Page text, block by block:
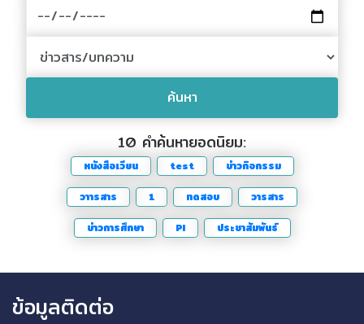
ค้นหา
10 คำค้นหายอดนิยม:
หนังสือเวียน test
ข่าวกิจกรรม
วาารสาร
1 ทดสอบ
วารสาร
ข่าวการศึกษา
PI ประชาสัมพันธ์
ข้อมูลติดต่อ